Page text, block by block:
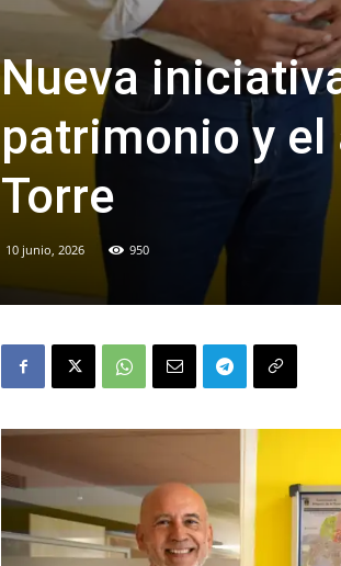
Nueva
patrimonio y
Torre
10 junio, 2026 950